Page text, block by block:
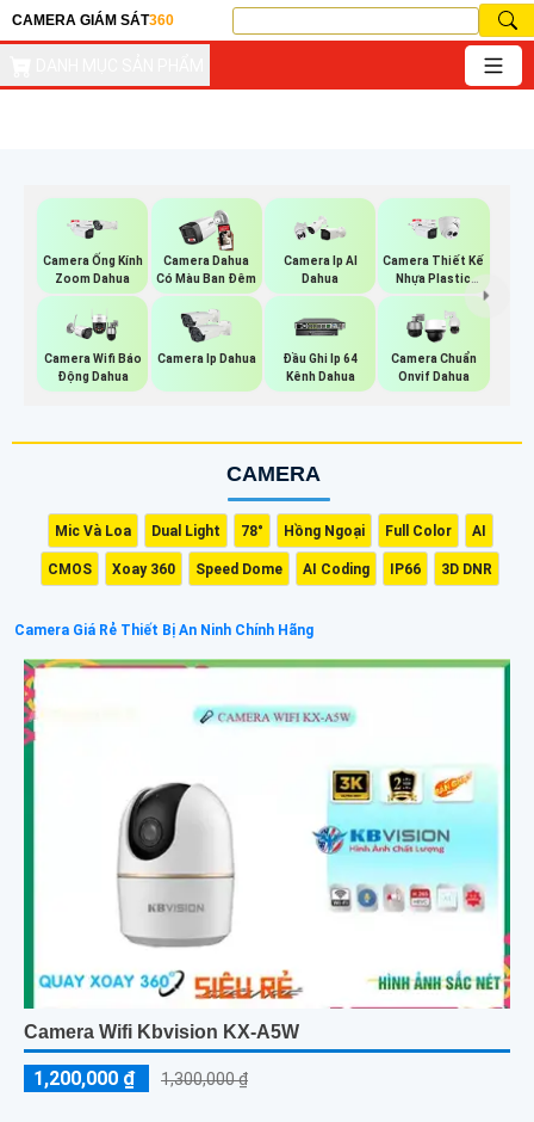
CAMERA GIÁM SÁT360
Camera Ống Kính
Zoom Dahua
Camera Dahua
Có Màu Ban Đêm
Camera Ip AI
Dahua
Camera Thiết Kế
Nhựa Plastic
Dahua
Camera Wifi Báo
Động Dahua
Camera Ip Dahua
Đầu Ghi Ip 64
Kênh Dahua
Camera Chuẩn
Onvif Dahua
CAMERA
Mic Và Loa Dual Light 78° Hồng Ngoại Full Color AI
CMOS Xoay 360 Speed Dome AI Coding IP66 3D DNR
Camera Giá Rẻ Thiết Bị An Ninh Chính Hãng
Camera Wifi Kbvision KX-A5W
1,200,000 ₫ 1,300,000 ₫